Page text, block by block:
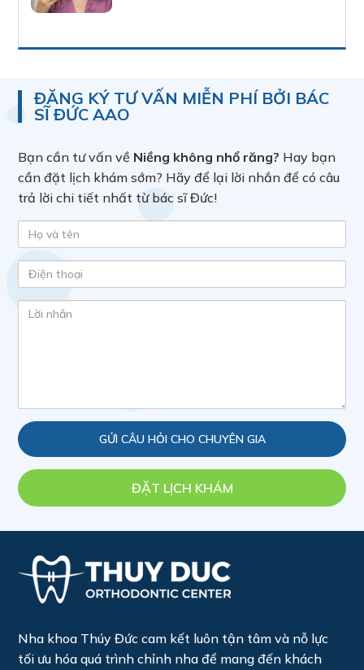
ĐĂNG KÝ TƯ VẤN MIỄN PHÍ BỞI BÁC
SĨ ĐỨC AAO
Bạn cần tư vấn về Niềng không nhổ răng? Hay bạn
cần đặt lịch khám sớm? Hãy để lại lời nhắn để có câu
trả lời chi tiết nhất từ bác sĩ Đức!
ĐẶT LỊCH KHÁM
Nha khoa Thúy Đức cam kết luôn tận tâm và nỗ lực
tối ưu hóa quá trình chỉnh nha để mang đến khách